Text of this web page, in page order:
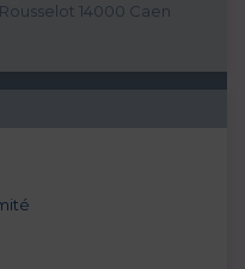
14000 Caen